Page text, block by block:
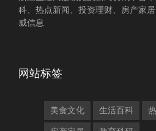
科、热点新闻、投资理财、房产家
威信息
网站标签
美食文化 生活百科